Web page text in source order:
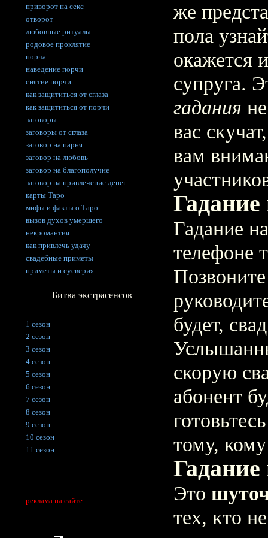
же
пола
окажется
супруга.
гадания
вас
вам
Гадание
телефоне
будет,
скорую
абонент
тому,
Гадание
Это
тех, кто
приворот на секс
отворот
любовные ритуалы
родовое проклятие
порча
наведение порчи
снятие порчи
как защититься от сглаза
как защититься от порчи
заговоры
заговоры от сглаза
заговор на парня
заговор на любовь
заговор на благополучие
заговор на привлечение денег
карты Таро
мифы и факты о Таро
вызов духов умершего
некромантия
как привлечь удачу
свадебные приметы
приметы и суеверия
Битва экстрасенсов
1 сезон
2 сезон
3 сезон
4 сезон
5 сезон
6 сезон
7 сезон
8 сезон
9 сезон
10 сезон
11 сезон
реклама на сайте